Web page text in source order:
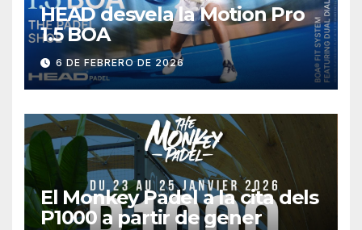
HEAD desvela la Motion Pro
1.5 BOA
6 DE FEBRERO DE 2026
El Monkey Padel a la cita dels
P1000 a partir de gener